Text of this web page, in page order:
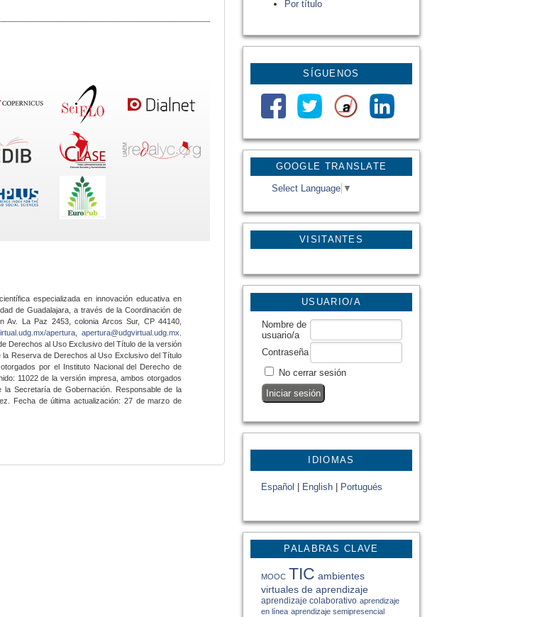
GOOGLE TRANSLATE
Select Language ▼
VISITANTES
Por título
SÍGUENOS
USUARIO/A
Nombre de
usuario/a
Contraseña
No cerrar sesión
IDIOMAS
Español English Portugués
PALABRAS CLAVE
MOOC TIC ambientes
virtuales de aprendizaje
aprendizaje colaborativo aprendizaje
en línea aprendizaje semipresencial
especializada en innovación educativa en
de Guadalajara, a través de la Coordinación de
Av. La Paz 2453, colonia Arcos Sur, CP 44140,
apertura apertura@udgvirtual.udg.mx
Derechos al Uso Exclusivo del Título de la versión
Reserva de Derechos al Uso Exclusivo del Título
por el Instituto Nacional del Derecho de
11022 de la versión impresa, ambos otorgados
Secretaría de Gobernación. Responsable de la
Fecha de última actualización: 27 de marzo de